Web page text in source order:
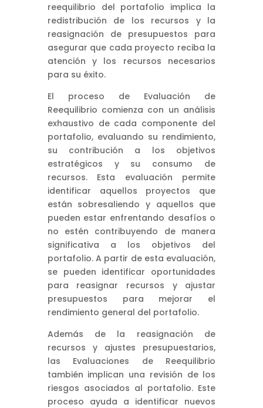
reequilibrio del portafolio implica la
redistribución de los recursos y la
reasignación de presupuestos para
asegurar que cada proyecto reciba la
atención y los recursos necesarios
para su éxito.
El proceso de Evaluación de
Reequilibrio comienza con un análisis
exhaustivo de cada componente del
portafolio, evaluando su rendimiento,
su contribución a los objetivos
estratégicos y su consumo de
recursos. Esta evaluación permite
identificar aquellos proyectos que
están sobresaliendo y aquellos que
pueden estar enfrentando desafíos o
no estén contribuyendo de manera
significativa a los objetivos del
portafolio. A partir de esta evaluación,
se pueden identificar oportunidades
para reasignar recursos y ajustar
presupuestos para mejorar el
rendimiento general del portafolio.
Además de la reasignación de
recursos y ajustes presupuestarios,
las Evaluaciones de Reequilibrio
también implican una revisión de los
riesgos asociados al portafolio. Este
proceso ayuda a identificar nuevos